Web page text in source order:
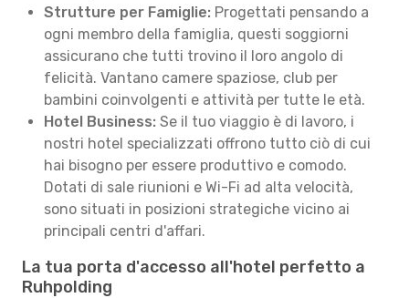
Strutture per Famiglie: Progettati pensando a
ogni membro della famiglia, questi soggiorni
assicurano che tutti trovino il loro angolo di
felicità. Vantano camere spaziose, club per
bambini coinvolgenti e attività per tutte le età.
Hotel Business: Se il tuo viaggio è di lavoro, i
nostri hotel specializzati offrono tutto ciò di cui
hai bisogno per essere produttivo e comodo.
Dotati di sale riunioni e Wi-Fi ad alta velocità,
sono situati in posizioni strategiche vicino ai
principali centri d'affari.
La tua porta d'accesso all'hotel perfetto a
Ruhpolding